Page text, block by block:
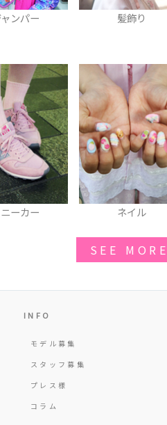
髪飾り リボン
ネイル スウェット
SEE MORE
INFO
モデル募集
スタッフ募集
プレス様
コラム